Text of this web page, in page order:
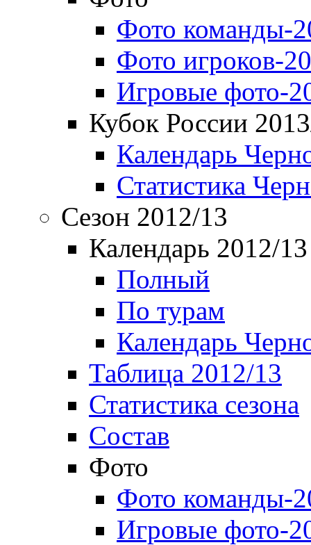
Фото команды-
Фото игроков-
Игровые фото-
Кубок России
Календарь
Статистика
Сезон 2012/13
Календарь 2012/13
Полный
По турам
Календарь
Таблица 2012/13
Статистика сезона
Состав
Фото
Фото команды-
Игровые фото-